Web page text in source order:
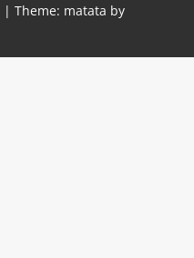
| Theme: matata by